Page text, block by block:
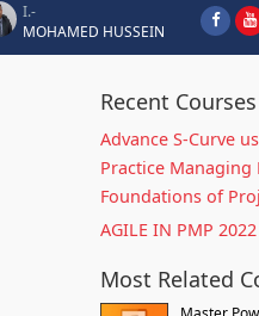
I.-
MOHAMED HUSSEIN
Recent Courses
Advance S-Curve
Practice Managing
Foundations of
AGILE IN PMP 2022
Most Related